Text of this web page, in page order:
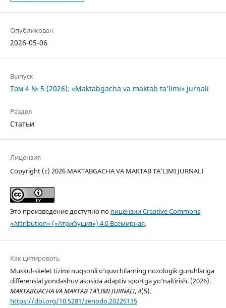
Опубликован
2026-05-06
Выпуск
Том 4 № 5 (2026): «Maktabgacha va maktab ta’limi» jurnali
Раздел
Статьи
Лицензия
Copyright (c) 2026 MAKTABGACHA VA MAKTAB TA’LIMI JURNALI
Это произведение доступно полицензии Creative Commons
«Attribution» («Атрибуция») 4.0 Всемирная.
Как цитировать
Muskul-skelet tizimi nuqsonli o‘quvchilarning nozologik guruhlariga
differensial yondashuv asosida adaptiv sportga yo‘naltirish. (2026).
MAKTABGACHA VA MAKTAB TA’LIMI JURNALI,4(5).
https://doi.org/10.5281/zenodo.20226135